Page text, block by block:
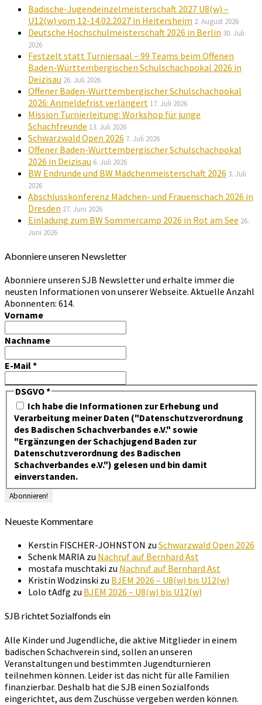
Badische-Jugendeinzelmeisterschaft 2027 U8(w) –
U12(w) vom 12-14.02.2027 in Heitersheim 2. August 2026
Deutsche Hochschulmeisterschaft 2026 in Berlin 30. Juli
2026
Festzelt statt Turniersaal – 99 Teams beim Offenen
Baden-Württembergischen Schulschachpokal 2026 in
Deizisau 26. Juli 2026
Offener Baden-Württembergischer Schulschachpokal
2026: Anmeldefrist verlängert 17. Juli 2026
Mission Turnierleitung: Workshop für junge
Schachfreunde 13. Juli 2026
Schwarzwald Open 2026 7. Juli 2026
Offener Baden-Württembergischer Schulschachpokal
2026 in Deizisau 6. Juli 2026
BW Endrunde und BW Mädchenmeisterschaft 2026 3. Juli
2026
Abschlusskonferenz Mädchen- und Frauenschach 2026 in
Dresden 27. Juni 2026
Einladung zum BW Sommercamp 2026 in Rot am See 26.
Juni 2026
Abonniere unseren Newsletter
Abonniere unseren SJB Newsletter und erhalte immer die
neusten Informationen von unserer Webseite. Aktuelle Anzahl
Abonnenten: 614.
Vorname
Nachname
E-Mail*
DSGVO*
Ich habe die Informationen zur Erhebung und
Verarbeitung meiner Daten ("Datenschutzverordnung
des Badischen Schachverbandes e.V." sowie
"Ergänzungen der Schachjugend Baden zur
Datenschutzverordnung des Badischen
Schachverbandes e.V.") gelesen und bin damit
einverstanden.
Neueste Kommentare
Kerstin FISCHER-JOHNSTON zu Schwarzwald Open 2026
Schenk MARIA zu Nachruf auf Bernhard Ast
mostafa muschtaki zu Nachruf auf Bernhard Ast
Kristin Wodzinski zu BJEM 2026 – U8(w) bis U12(w)
Lolo tAdfg zu BJEM 2026 – U8(w) bis U12(w)
SJB richtet Sozialfonds ein
Alle Kinder und Jugendliche, die aktive Mitglieder in einem
badischen Schachverein sind, sollen an unseren
Veranstaltungen und bestimmten Jugendturnieren
teilnehmen können. Leider ist das nicht für alle Familien
finanzierbar. Deshalb hat die SJB einen Sozialfonds
eingerichtet, aus dem Zuschüsse vergeben werden können.